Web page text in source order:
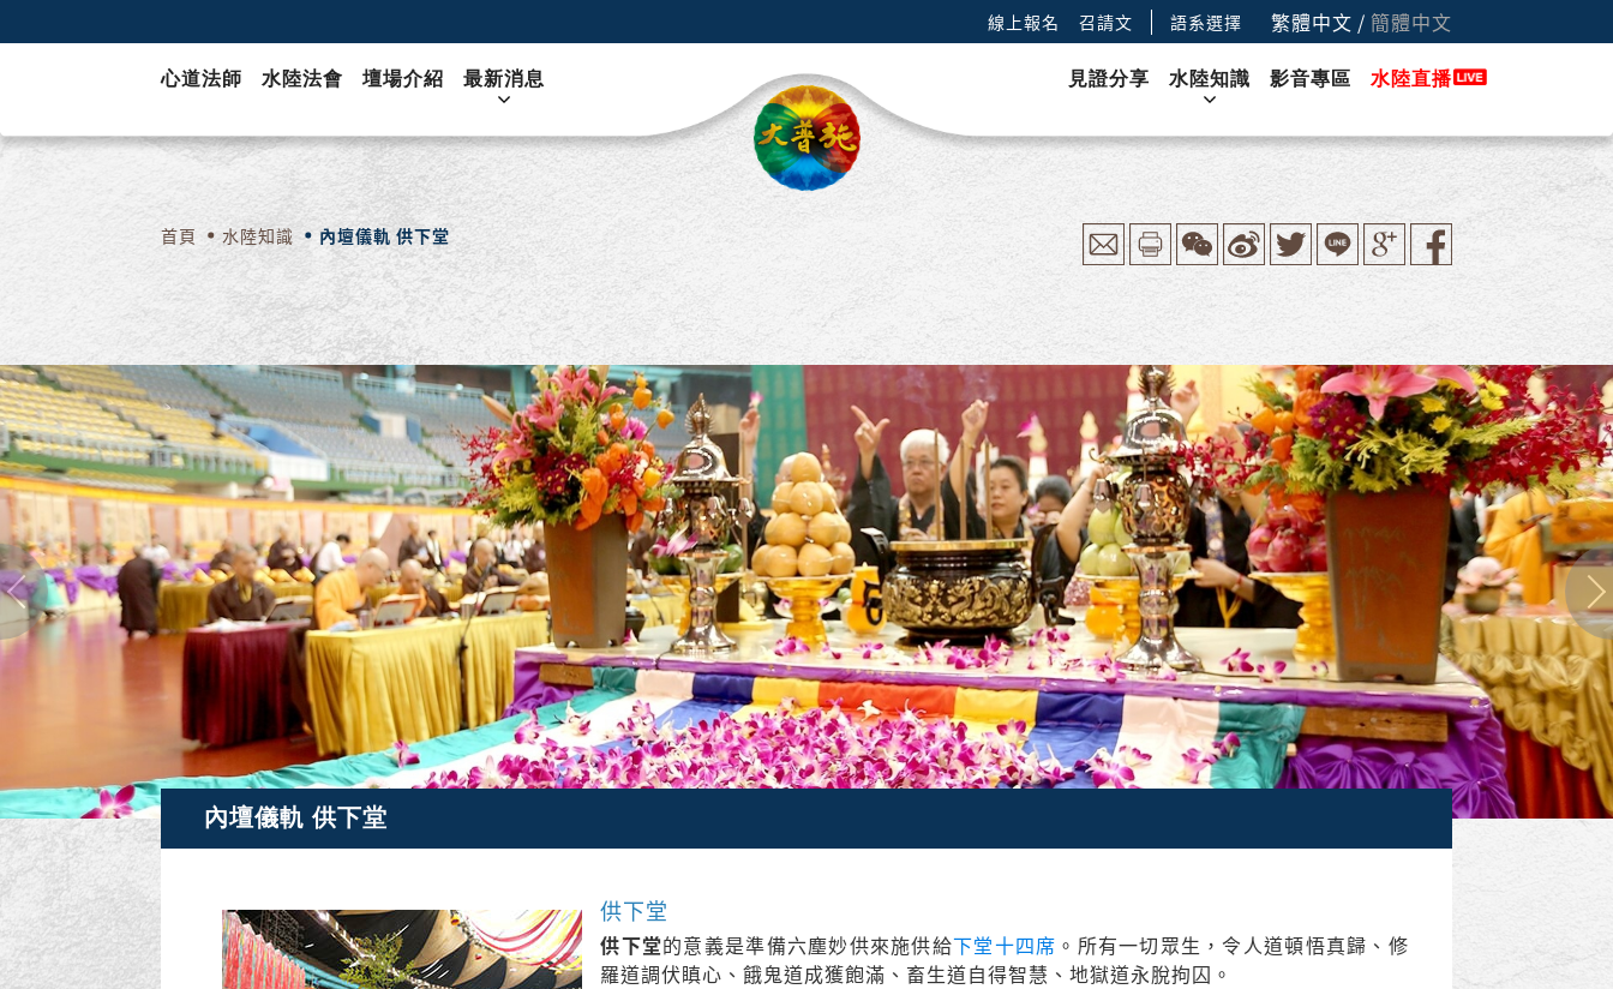
線上報名 召請文 語系選擇 繁體中文 / 簡體中文
心道法師 水陸法會 壇場介紹 最新消息 見證分享 水陸知識 影音專區 水陸直播
首頁 水陸知識 內壇儀軌 供下堂
內壇儀軌 供下堂
供下堂
供下堂的意義是準備六塵妙供來施供給下堂十四席 。所有一切眾生，令人道頓悟真歸、修
羅道調伏瞋心、餓鬼道成獲飽滿、畜生道自得智慧、地獄道永脫拘囚。